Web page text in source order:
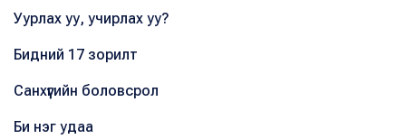
Уурлах уу, учирлах уу?
Бидний 17 зорилт
Санхүүгийн боловсрол
Би нэг удаа